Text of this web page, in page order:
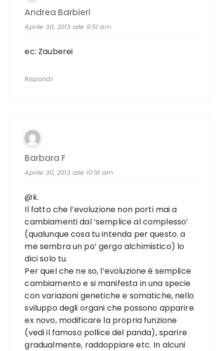
Andrea Barbieri
Aprile 30, 2013 alle 9:51 am
ec: Zauberei
Rispondi
Barbara F
Aprile 30, 2013 alle 10:16 am
@k.
Il fatto che l’evoluzione non porti mai a
cambiamenti dal ‘semplice al complesso’
(qualunque cosa tu intenda per questo. a
me sembra un po’ gergo alchimistico) lo
dici solo tu.
Per quel che ne so, l’evoluzione è semplice
cambiamento e si manifesta in una specie
con variazioni genetiche e somatiche, nello
sviluppo degli organi che possono apparire
ex novo, modificare la propria funzione
(vedi il famoso pollice del panda), sparire
gradualmente, raddoppiare etc. In alcuni